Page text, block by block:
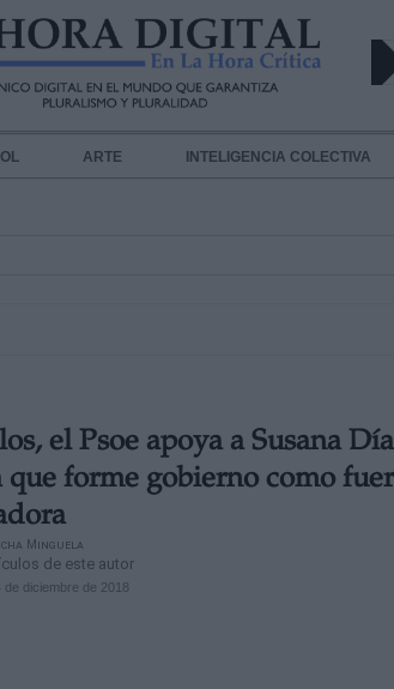
ARTE INTELIGENCIA COLECTIVA
el Psoe apoya a Susana
que forme gobierno como
Minguela
de este autor
de diciembre de 2018